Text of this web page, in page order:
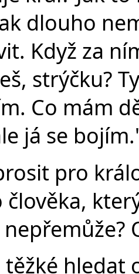
dlouho
Když za
strýčku?
Co mám
já se
pro
těžké